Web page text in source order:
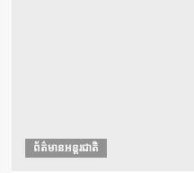
ព័ត៌មានអន្តរជាតិ